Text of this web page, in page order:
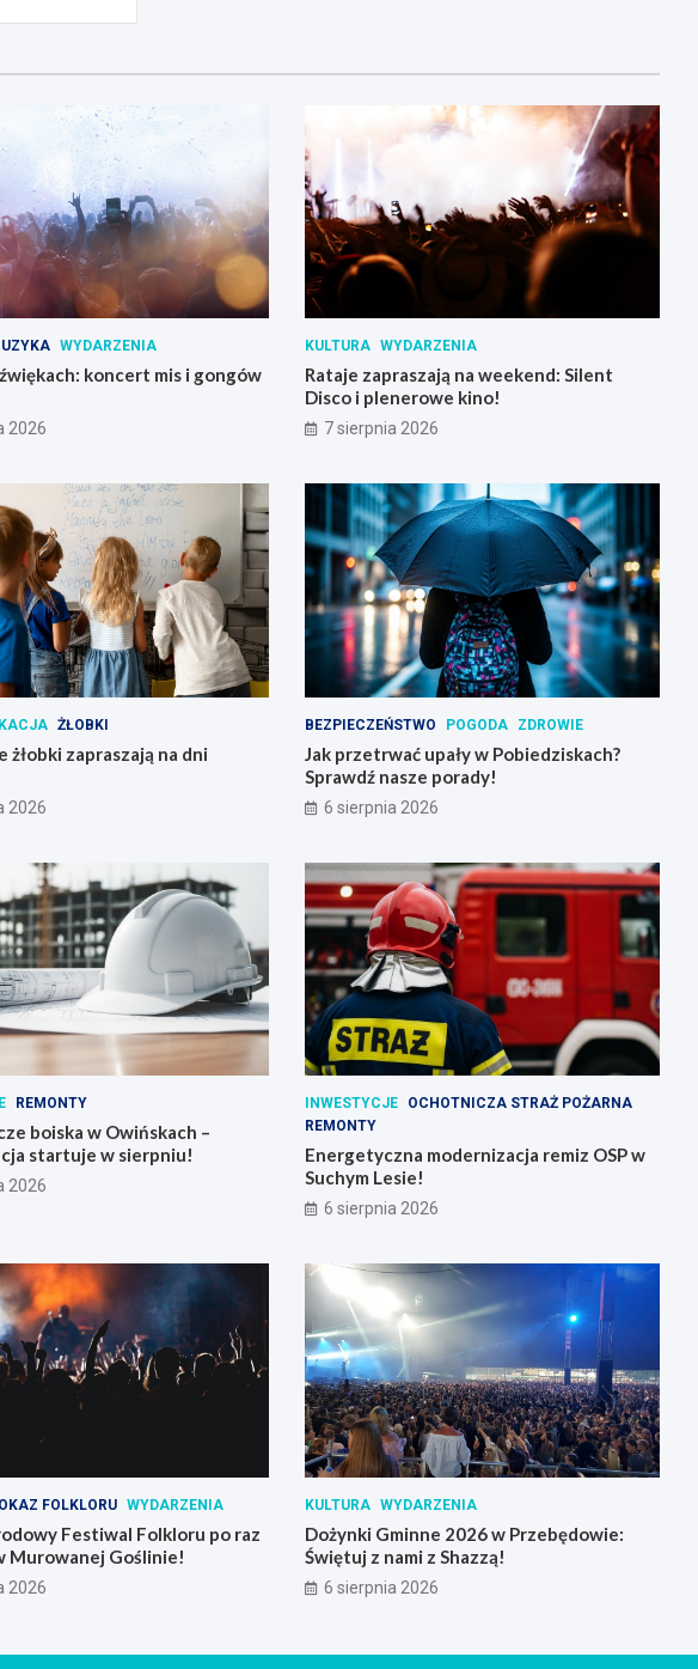
WYDARZENIA
koncert mis i gongów
2026
KULTURA WYDARZENIA
Rataje zapraszają na weekend: Silent
Disco i plenerowe kino!
7 sierpnia 2026
ŻŁOBKI
żłobki zapraszają na dni
2026
BEZPIECZEŃSTWO POGODA ZDROWIE
Jak przetrwać upały w Pobiedziskach?
Sprawdź nasze porady!
6 sierpnia 2026
REMONTY
boiska w Owińskach –
startuje w sierpniu!
2026
INWESTYCJE
OCHOTNICZA STRAŻ POŻARNA
REMONTY
Energetyczna modernizacja remiz OSP w
Suchym Lesie!
6 sierpnia 2026
FOLKLORU WYDARZENIA
Festiwal Folkloru po raz
Murowanej Goślinie!
2026
KULTURA WYDARZENIA
Dożynki Gminne 2026 w Przebędowie:
Świętuj z nami z Shazzą!
6 sierpnia 2026